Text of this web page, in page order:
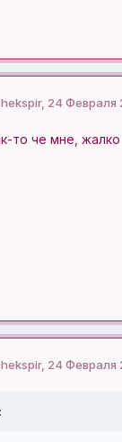
24 Февраля
то че мне, жалко
24 Февраля